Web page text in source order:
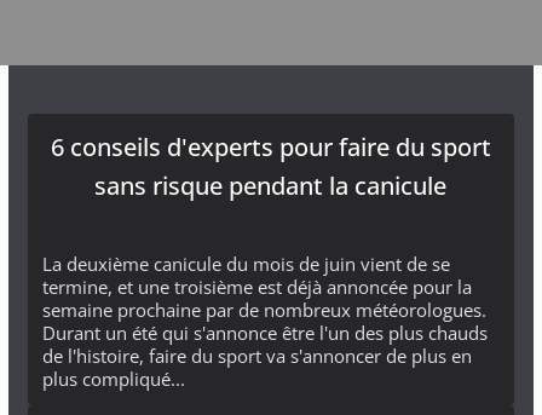
6 conseils d'experts pour faire du sport
sans risque pendant la canicule
La deuxième canicule du mois de juin vient de se
termine, et une troisième est déjà annoncée pour la
semaine prochaine par de nombreux météorologues.
Durant un été qui s'annonce être l'un des plus chauds
de l'histoire, faire du sport va s'annoncer de plus en
plus compliqué...